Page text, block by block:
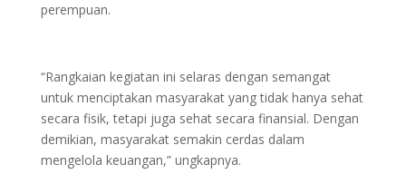
perempuan.
“Rangkaian kegiatan ini selaras dengan semangat
untuk menciptakan masyarakat yang tidak hanya sehat
secara fisik, tetapi juga sehat secara finansial. Dengan
demikian, masyarakat semakin cerdas dalam
mengelola keuangan,” ungkapnya.